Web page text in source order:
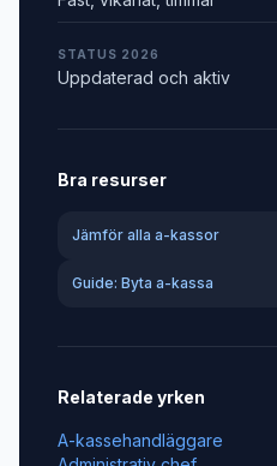
STATUS 2026
Uppdaterad och aktiv
Bra resurser
Jämför alla a-kassor
Guide: Byta a-kassa
Relaterade yrken
A-kassehandläggare